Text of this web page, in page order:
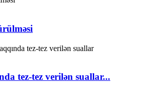
tez-tez verilən suallar...